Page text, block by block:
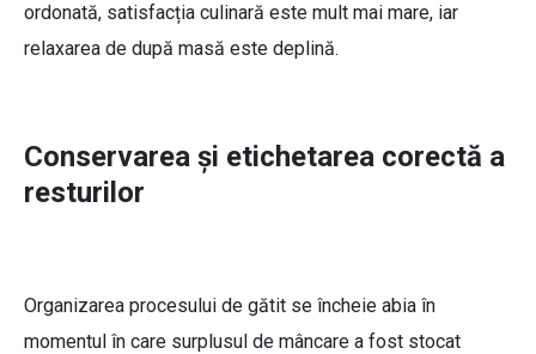
ordonată, satisfacția culinară este mult mai mare, iar
relaxarea de după masă este deplină.
Conservarea și etichetarea corectă a
resturilor
Organizarea procesului de gătit se încheie abia în
momentul în care surplusul de mâncare a fost stocat